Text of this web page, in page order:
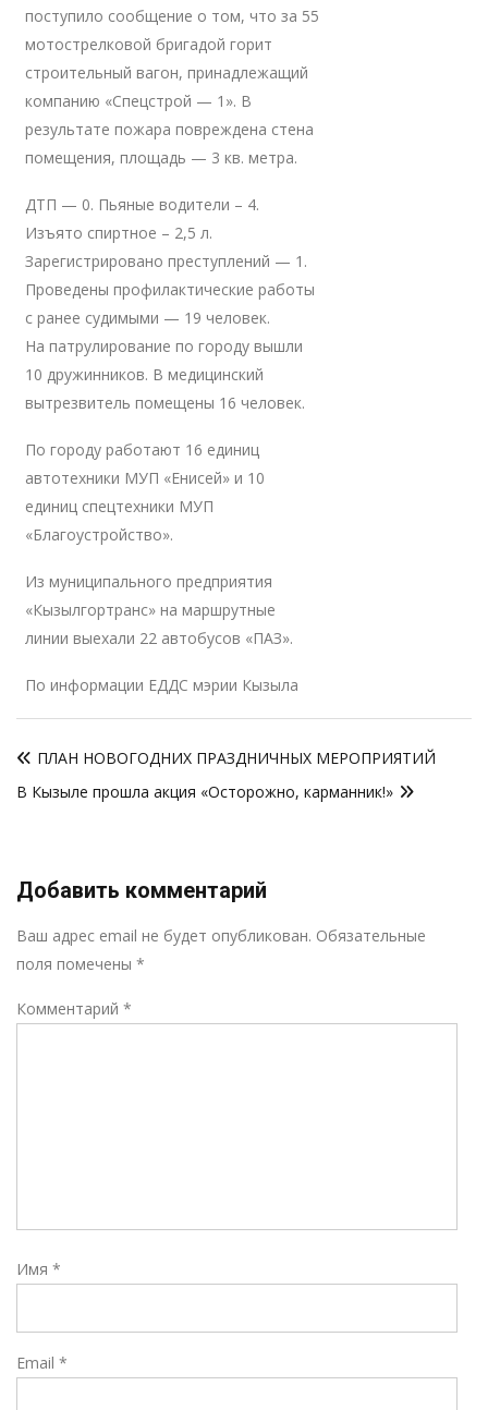
поступило сообщение о том, что за 55
мотострелковой бригадой горит
строительный вагон, принадлежащий
компанию «Спецстрой — 1». В
результате пожара повреждена стена
помещения, площадь — 3 кв. метра.
ДТП — 0. Пьяные водители – 4.
Изъято спиртное – 2,5 л.
Зарегистрировано преступлений — 1.
Проведены профилактические работы
с ранее судимыми — 19 человек.
На патрулирование по городу вышли
10 дружинников. В медицинский
вытрезвитель помещены 16 человек.
По городу работают 16 единиц
автотехники МУП «Енисей» и 10
единиц спецтехники МУП
«Благоустройство».
Из муниципального предприятия
«Кызылгортранс» на маршрутные
линии выехали 22 автобусов «ПАЗ».
По информации ЕДДС мэрии Кызыла
по
записям
ПЛАН НОВОГОДНИХ ПРАЗДНИЧНЫХ МЕРОПРИЯТИЙ
В Кызыле прошла акция «Осторожно, карманник!»
Добавить комментарий
Ваш адрес email не будет опубликован. Обязательные
поля помечены *
Комментарий *
Имя *
Email *